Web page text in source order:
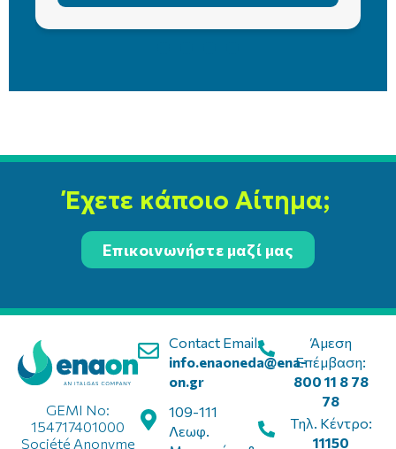
Έχετε κάποιο Αίτημα;
Επικοινωνήστε μαζί μας
Contact Email:
info.enaoneda@ena-
on.gr
109-111
Λεωφ.
GEMI No:
154717401000
Société Anonyme
Άμεση
Επέμβαση:
800 11 8 78
78
Τηλ. Κέντρο:
11150